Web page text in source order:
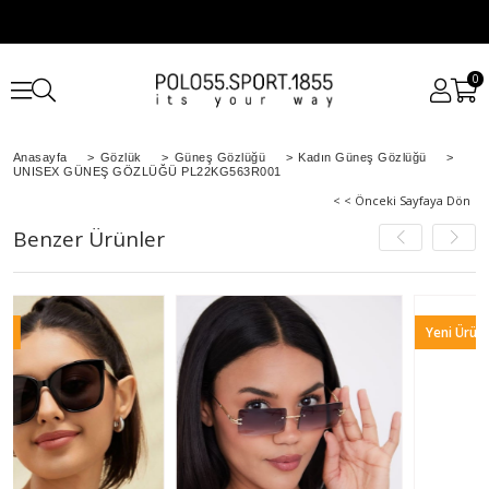
0
Anasayfa > Gözlük > Güneş Gözlüğü > Kadın Güneş Gözlüğü
>
UNISEX GÜNEŞ GÖZLÜĞÜ PL22KG563R001
< < Önceki Sayfaya Dön
Benzer Ürünler